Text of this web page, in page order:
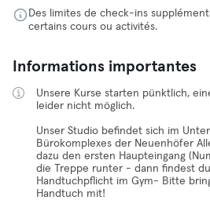
Des limites de check-ins
certains cours ou activités.
Informations importantes
Unsere Kurse starten pünktlich,
leider nicht möglich.
Unser Studio befindet sich im
Bürokomplexes der Neuenhöfer
dazu den ersten Haupteingang
die Treppe runter - dann findest
Handtuchpflicht im Gym- Bitte
Handtuch mit!